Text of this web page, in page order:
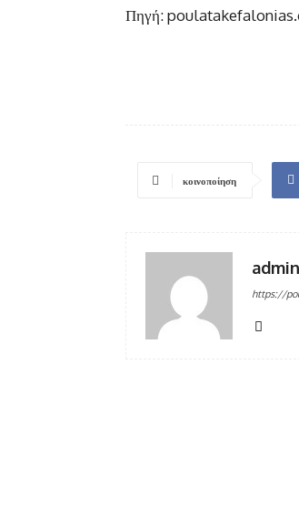
Πηγή:
κοινοποίηση
admin
https://